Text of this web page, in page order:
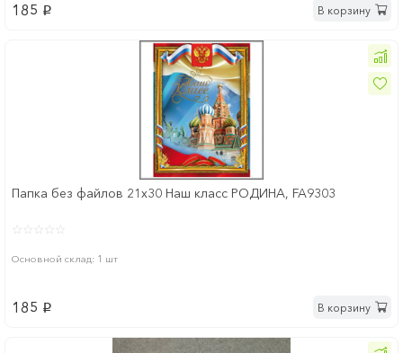
185 p В корзину
Папка без файлов 21x30 Наш класс РОДИНА, FA9303
Основной склад: 1 шт
185 p В корзину